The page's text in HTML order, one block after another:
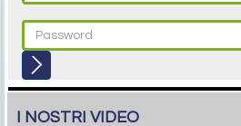
I NOSTRI VIDEO